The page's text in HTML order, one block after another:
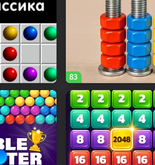
83